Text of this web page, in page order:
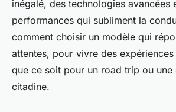
inégalé, des technologies avancées
performances qui subliment la
comment choisir un modèle qui
attentes, pour vivre des
que ce soit pour un road trip ou une
citadine.